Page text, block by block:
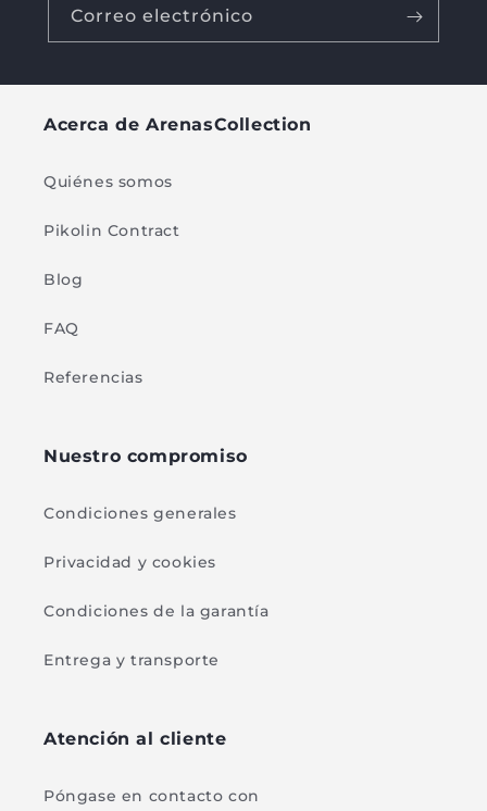
Correo electrónico
Acerca de ArenasCollection
Quiénes somos
Pikolin Contract
Blog
FAQ
Referencias
Nuestro compromiso
Condiciones generales
Privacidad y cookies
Condiciones de la garantía
Entrega y transporte
Atención al cliente
Póngase en contacto con